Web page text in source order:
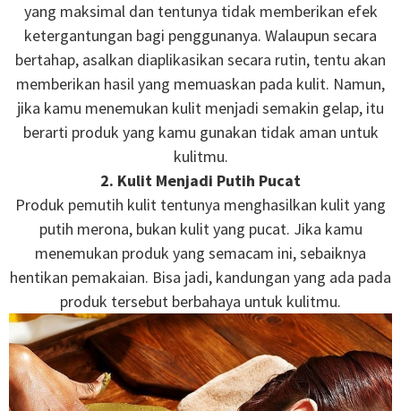
yang maksimal dan tentunya tidak memberikan efek
ketergantungan bagi penggunanya. Walaupun secara
bertahap, asalkan diaplikasikan secara rutin, tentu akan
memberikan hasil yang memuaskan pada kulit. Namun,
jika kamu menemukan kulit menjadi semakin gelap, itu
berarti produk yang kamu gunakan tidak aman untuk
kulitmu.
2. Kulit Menjadi Putih Pucat
Produk pemutih kulit tentunya menghasilkan kulit yang
putih merona, bukan kulit yang pucat. Jika kamu
menemukan produk yang semacam ini, sebaiknya
hentikan pemakaian. Bisa jadi, kandungan yang ada pada
produk tersebut berbahaya untuk kulitmu.